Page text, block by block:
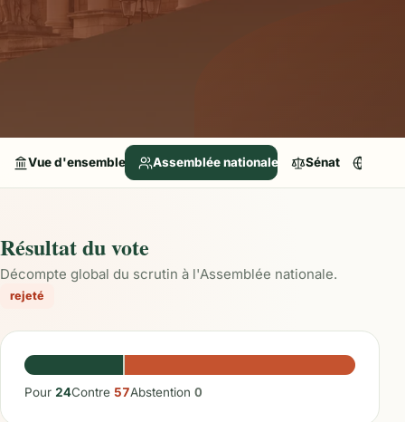
Vue d'ensemble Assemblée nationale Sénat
Résultat du vote
Décompte global du scrutin à l'Assemblée nationale.
rejeté
Pour 24Contre 57Abstention 0